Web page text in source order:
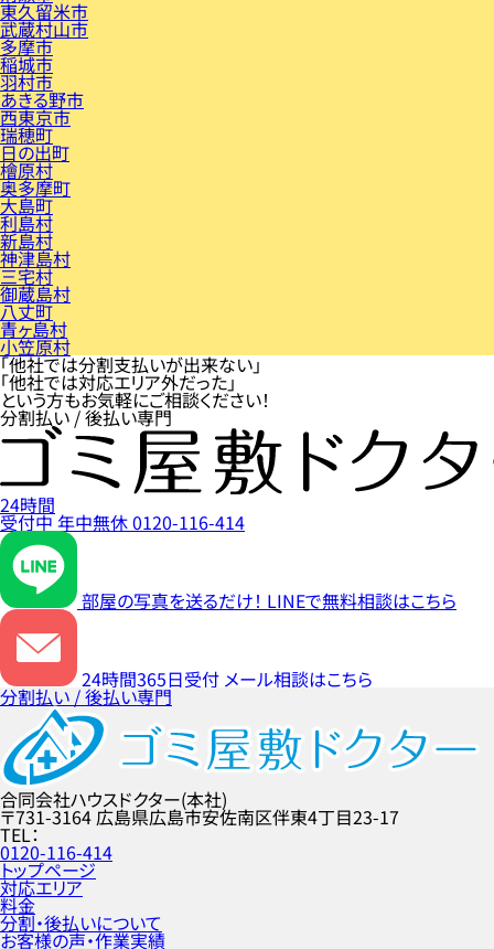
東久留米市
武蔵村山市
多摩市
稲城市
羽村市
あきる野市
西東京市
瑞穂町
日の出町
檜原村
奥多摩町
大島町
利島村
新島村
神津島村
三宅村
御蔵島村
八丈町
青ヶ島村
小笠原村
「他社では分割支払いが出来ない」
「他社では対応エリア外だった」
という方もお気軽にご相談ください！
分割払い / 後払い専門
24時間
受付中年中無休0120-116-414
部屋の写真を送るだけ！ LINEで無料相談はこちら
24時間365日受付 メール相談はこちら
分割払い / 後払い専門
合同会社ハウスドクター(本社)
〒731-3164 広島県広島市安佐南区伴東4丁目23-17
TEL
0120-116-414
トップページ
対応エリア
料金
分割・後払いについて
お客様の声・作業実績